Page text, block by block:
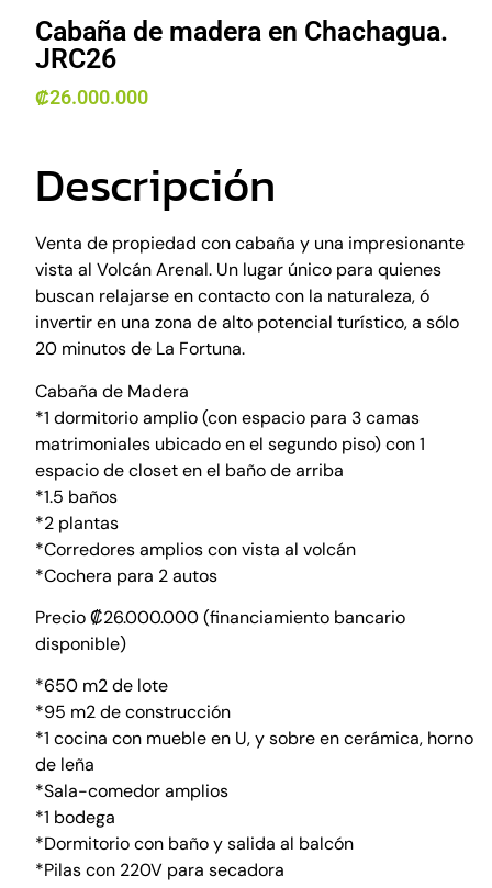
Cabaña de madera en Chachagua.
JRC26
₡26.000.000
Descripción
Venta de propiedad con cabaña y una impresionante
vista al Volcán Arenal. Un lugar único para quienes
buscan relajarse en contacto con la naturaleza, ó
invertir en una zona de alto potencial turístico, a sólo
20 minutos de La Fortuna.
Cabaña de Madera
*1 dormitorio amplio (con espacio para 3 camas
matrimoniales ubicado en el segundo piso) con 1
espacio de closet en el baño de arriba
*1.5 baños
*2 plantas
*Corredores amplios con vista al volcán
*Cochera para 2 autos
Precio ₡26.000.000 (financiamiento bancario
disponible)
*650 m2 de lote
*95 m2 de construcción
*1 cocina con mueble en U, y sobre en cerámica, horno
de leña
*Sala-comedor amplios
*1 bodega
*Dormitorio con baño y salida al balcón
*Pilas con 220V para secadora